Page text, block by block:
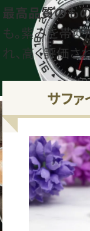
最高品質のも
も。紫みを帯
れ、高く評価さ
サフ